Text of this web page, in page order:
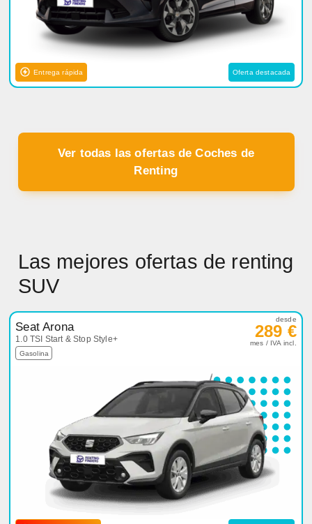
Entrega rápida Oferta destacada
Ver todas las ofertas de Coches de
Renting
Las mejores ofertas de renting
SUV
Seat Arona
1.0 TSI Start & Stop Style+
Gasolina
desde
289 €
mes / IVA incl.